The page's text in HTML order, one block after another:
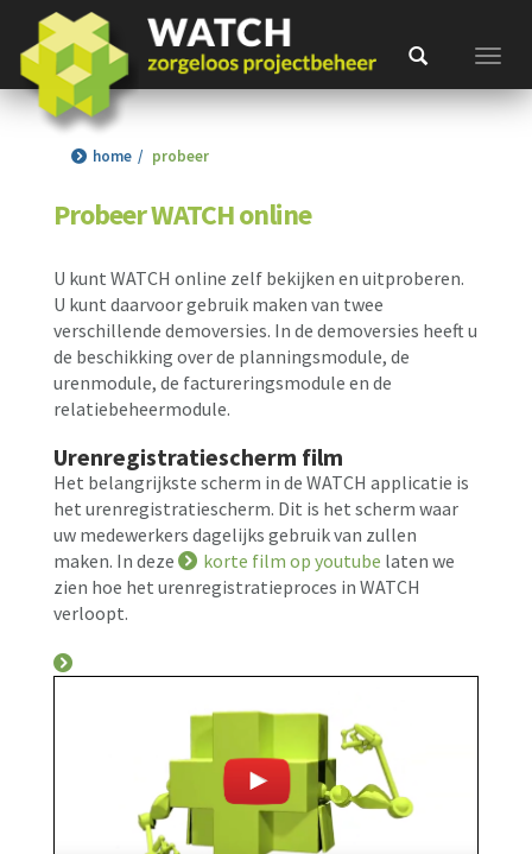
home probeer
Probeer WATCH online
U kunt WATCH online zelf bekijken en uitproberen.
U kunt daarvoor gebruik maken van twee
verschillende demoversies. In de demoversies heeft u
de beschikking over de planningsmodule, de
urenmodule, de factureringsmodule en de
relatiebeheermodule.
Urenregistratiescherm film
Het belangrijkste scherm in de WATCH applicatie is
het urenregistratiescherm. Dit is het scherm waar
uw medewerkers dagelijks gebruik van zullen
maken. In deze
korte film op youtube laten we
zien hoe het urenregistratieproces in WATCH
verloopt.